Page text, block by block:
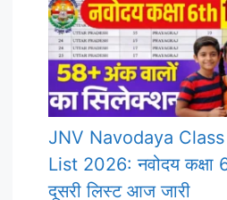
JNV Navodaya
List 2026: नवोदय कक्षा
दूसरी लिस्ट आज जारी